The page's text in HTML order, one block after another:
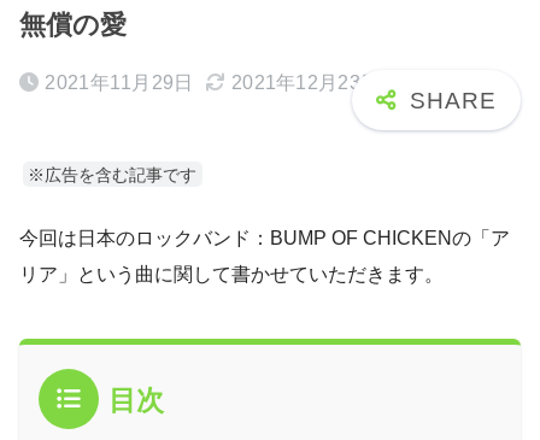
無償の愛
2021年11月29日 2021年12月23日
※広告を含む記事です
今回は日本のロックバンド：BUMP OF CHICKENの「ア
リア」という曲に関して書かせていただきます。
目次